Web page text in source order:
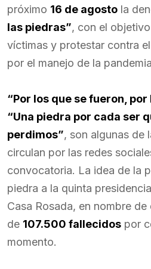
próximo 16 de agosto la
las piedras”, con el
víctimas y protestar contra
por el manejo de la
“Por los que se fueron,
“Una piedra por cada ser
perdimos”, son algunas de
circulan por las redes
convocatoria. La idea de la
piedra a la quinta
Casa Rosada, en nombre
de 107.500 fallecidos por
momento.